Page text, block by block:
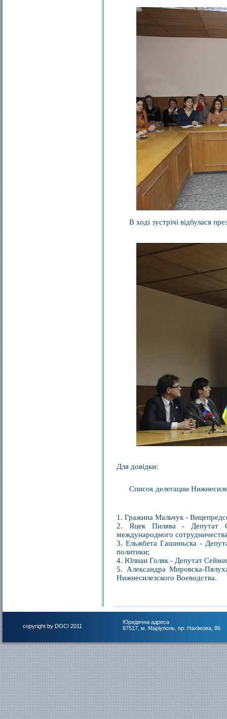
В ході зустрічі відбулася
Для довідки:
Список делегации
1. Гражина Мальчук -
2. Яцек Пилява - Депутат
международного
3. Ельжбета Гашиньска -
политики;
4. Юлиан Голяк - Депутат
5. Александра Мировска-
Нижнесилезского Воеводства.
copyright by DOCI 2011
Юридична адреса
87517, м. Маріуполь, пр. Нахімова, 86